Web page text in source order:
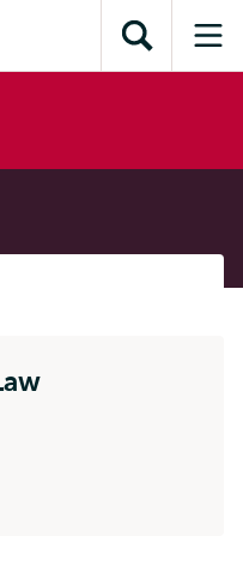
inhoud
Direct naar
subnavigatieToon
zoekveld